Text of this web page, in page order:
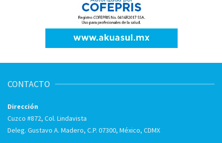
CONTACTO
Dirección
Cuzco #872, Col. Lindavista
Deleg. Gustavo A. Madero, C.P. 07300, México, CDMX